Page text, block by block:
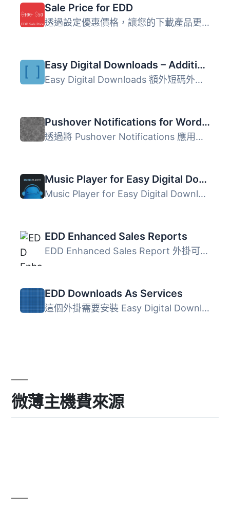
Sale Price for EDD
透過設定優惠價格，讓您的下載產品更加突出！ 多項研究已經證...
Easy Digital Downloads – Additional Shortcodes
Easy Digital Downloads 額外短碼外掛為使用 WordPress 建立...
Pushover Notifications for WordPress
透過將 Pushover Notifications 應用程式與您的 WordPress 網...
Music Player for Easy Digital Downloads
Music Player for Easy Digital Downloads 是一個專為 Easy D...
EDD Enhanced Sales Reports
EDD Enhanced Sales Report 外掛可增強您對 Easy Digital Dow...
EDD Downloads As Services
這個外掛需要安裝 Easy Digital Downloads 的 1.9 版本或更高...
微薄主機費來源